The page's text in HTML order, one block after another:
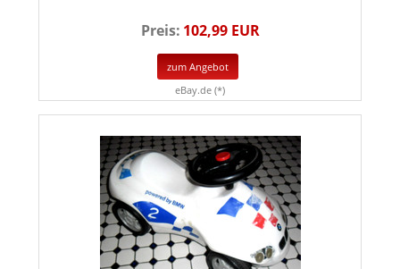
Preis: 102,99 EUR
zum Angebot
eBay.de (*)